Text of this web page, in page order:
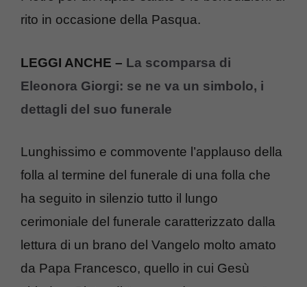
rito in occasione della Pasqua.
LEGGI ANCHE – La scomparsa di
Eleonora Giorgi: se ne va un simbolo, i
dettagli del suo funerale
Lunghissimo e commovente l’applauso della
folla al termine del funerale di una folla che
ha seguito in silenzio tutto il lungo
cerimoniale del funerale caratterizzato dalla
lettura di un brano del Vangelo molto amato
da Papa Francesco, quello in cui Gesù